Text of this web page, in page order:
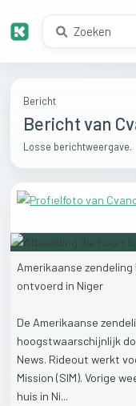
Bericht
Bericht van
Losse berichtweergave.
Amerikaanse zendeling
ontvoerd in Niger
De Amerikaanse
hoogstwaarschijnlijk
News. Rideout werkt
Mission (SIM). Vorige
huis in Ni...